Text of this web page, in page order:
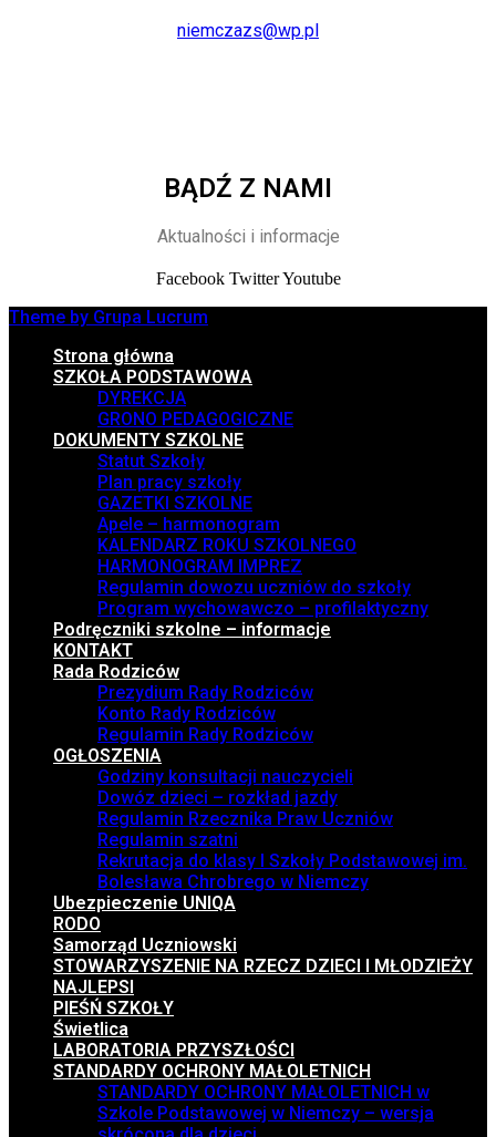
niemczazs@wp.pl
BĄDŹ Z NAMI
Aktualności i informacje
Facebook Twitter Youtube
Theme by Grupa Lucrum
Strona główna
SZKOŁA PODSTAWOWA
DYREKCJA
GRONO PEDAGOGICZNE
DOKUMENTY SZKOLNE
Statut Szkoły
Plan pracy szkoły
GAZETKI SZKOLNE
Apele – harmonogram
KALENDARZ ROKU SZKOLNEGO
HARMONOGRAM IMPREZ
Regulamin dowozu uczniów do szkoły
Program wychowawczo – profilaktyczny
Podręczniki szkolne – informacje
KONTAKT
Rada Rodziców
Prezydium Rady Rodziców
Konto Rady Rodziców
Regulamin Rady Rodziców
OGŁOSZENIA
Godziny konsultacji nauczycieli
Dowóz dzieci – rozkład jazdy
Regulamin Rzecznika Praw Uczniów
Regulamin szatni
Rekrutacja do klasy I Szkoły Podstawowej im.
Bolesława Chrobrego w Niemczy
Ubezpieczenie UNIQA
RODO
Samorząd Uczniowski
STOWARZYSZENIE NA RZECZ DZIECI I MŁODZIEŻY
NAJLEPSI
PIEŚŃ SZKOŁY
Świetlica
LABORATORIA PRZYSZŁOŚCI
STANDARDY OCHRONY MAŁOLETNICH
STANDARDY OCHRONY MAŁOLETNICH w
Szkole Podstawowej w Niemczy – wersja